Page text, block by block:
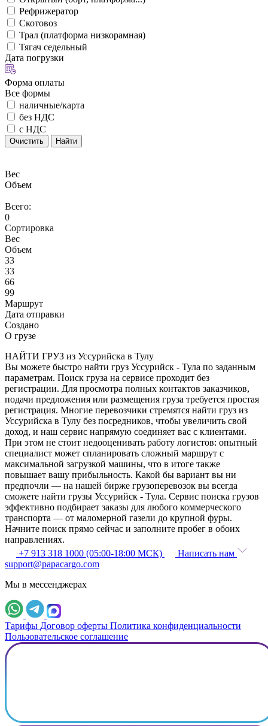
Рефрижератор
Скотовоз
Трал (платформа низкорамная)
Тягач седельный
Дата погрузки
Форма оплаты
Все формы
наличные/карта
без НДС
с НДС
Очистить Найти
Вес
Объем
Всего:
0
Сортировка
Вес
Объем
33
33
66
99
Маршрут
Дата отправки
Создано
О грузе
НАЙТИ ГРУЗ из Уссурийска в Тулу
Вы можете быстро найти груз Уссурийск - Тула по заданным
параметрам. Поиск груза на сервисе проходит без
регистрации. Для просмотра полных контактов заказчиков,
подачи предложения или размещения груза требуется простая
регистрация. Многие перевозчики стремятся найти груз из
Уссурийска в Тулу без посредников, чтобы увеличить свой
доход, и наш сервис напрямую соединяет вас с клиентами.
При этом не стоит недооценивать работу логистов: опытный
специалист может спланировать сложный маршрут с
максимальной загрузкой машины, что в итоге также
повышает вашу прибыльность. Какой бы вариант вы ни
предпочли — на нашей бирже грузоперевозок вы всегда
сможете найти грузы Уссурийск - Тула. Сервис поиска грузов
эффективно подбирает заказы для любого коммерческого
транспорта — от маломерной газели до крупной фуры.
Начните поиск прямо сейчас и заполните пробег в обоих
направлениях.
+7 913 318 1000 (05:00-18:00 МСК)
Написать нам
support@papacargo.com
Мы в мессенджерах
Тарифы Договор оферты Политика конфиденциальности
Пользовательское соглашение